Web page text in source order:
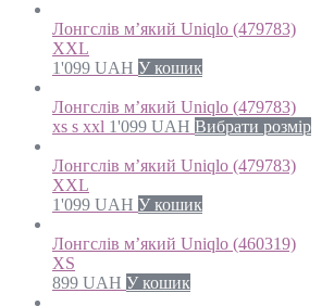
Лонгслів м’який Uniqlo (479783)
XXL
1'099 UAH У кошик
Лонгслів м’який Uniqlo (479783)
xs s xxl 1'099 UAH Вибрати розмір
Лонгслів м’який Uniqlo (479783)
XXL
1'099 UAH У кошик
Лонгслів м’який Uniqlo (460319)
XS
899 UAH У кошик